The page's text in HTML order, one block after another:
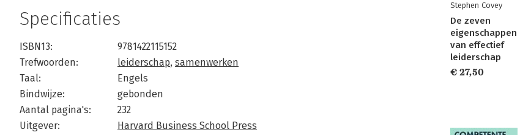
Specificaties
ISBN13:
9781422115152
Trefwoorden:
leiderschap, samenwerken
Taal:
Engels
Bindwijze:
gebonden
Aantal pagina's:
232
Uitgever:
Harvard Business School Press
Stephen Covey
De zeven
eigenschappen
van effectief
leiderschap
€ 27,50